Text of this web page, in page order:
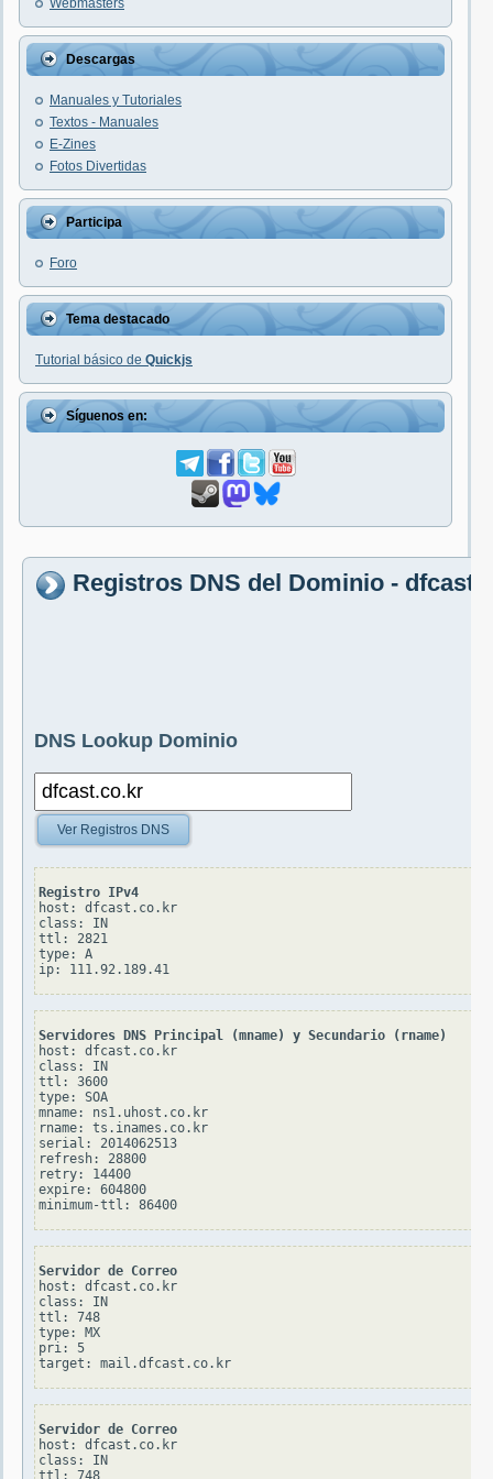
Webmasters
Descargas
Manuales y Tutoriales
Textos - Manuales
E-Zines
Fotos Divertidas
Participa
Foro
Tema destacado
Tutorial básico de Quickjs
Síguenos en:
Registros DNS del Dominio -
DNS Lookup Dominio
Ver Registros DNS
Registro IPv4
host: dfcast.co.kr
class: IN
ttl: 2821
type: A
Servidores DNS Principal (mname) y Secundario (rname)
host: dfcast.co.kr
class: IN
ttl: 3600
type: SOA
mname: ns1.uhost.co.kr
rname: ts.inames.co.kr
serial: 2014062513
refresh: 28800
retry: 14400
expire: 604800
Servidor de Correo
host: dfcast.co.kr
class: IN
ttl: 748
type: MX
pri: 5
Servidor de Correo
host: dfcast.co.kr
class: IN